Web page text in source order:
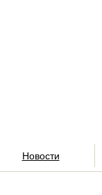
Новости